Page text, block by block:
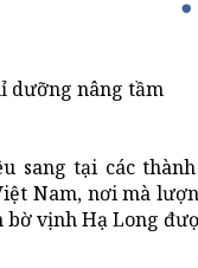
dưỡng nâng tầm
sang tại các
Nam, nơi mà
vịnh Hạ Long